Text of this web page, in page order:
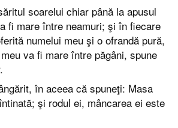
soarelui chiar până la apusul
fi mare între neamuri; şi în fiecare
numelui meu şi o ofrandă pură,
va fi mare între păgâni, spune
în aceea că spuneţi: Masa
şi rodul ei, mâncarea ei este